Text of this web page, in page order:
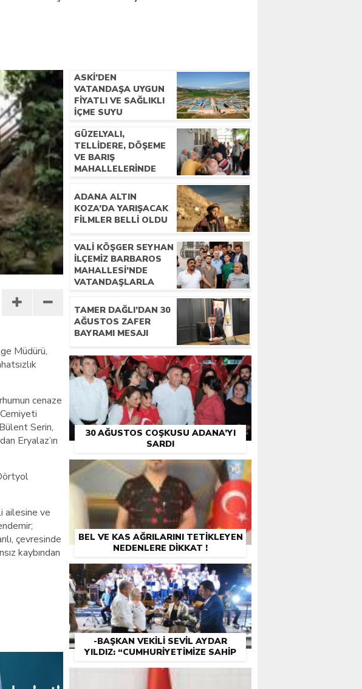
BULUŞTU
Müdürü,
cenaze
Serin,
Eryalaz’ın
ailesine ve
çevresinde
kaybından
ASKİ’DEN
VATANDAŞA UYGUN
FIYATLI VE SAĞLIKLI
IÇME SUYU
GÜZELYALI,
TELLIDERE, DÖŞEME
VE BARIŞ
MAHALLELERINDE
ADANA ALTIN
KOZA’DA YARIŞACAK
FILMLER BELLI OLDU
VALİ KÖŞGER SEYHAN
İLÇEMİZ BARBAROS
MAHALLESİ’NDE
VATANDAŞLARLA
TAMER DAĞLI’DAN 30
AĞUSTOS ZAFER
BAYRAMI MESAJI
30 AĞUSTOS COŞKUSU ADANA’YI
SARDI
BEL VE KAS AĞRILARINI TETİKLEYEN
NEDENLERE DİKKAT !
-BAŞKAN VEKILI SEVIL AYDAR
YILDIZ: “CUMHURIYETIMIZE SAHIP